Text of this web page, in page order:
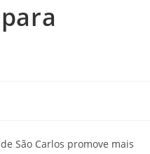
São Carlos promove mais